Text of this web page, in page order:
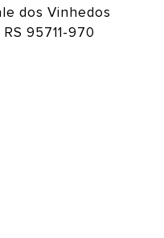
dos Vinhedos
95711-970